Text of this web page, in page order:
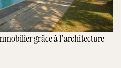
grâce à l'architecture